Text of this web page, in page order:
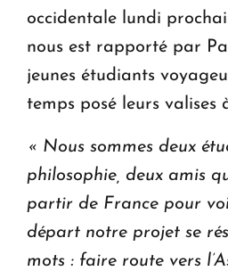
occidentale lundi
nous est rapporté par
jeunes étudiants
temps posé leurs valises
« Nous sommes deux
philosophie, deux amis
partir de France pour
départ notre projet se
mots : faire route vers